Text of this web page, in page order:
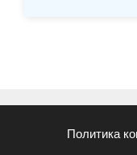
Политика